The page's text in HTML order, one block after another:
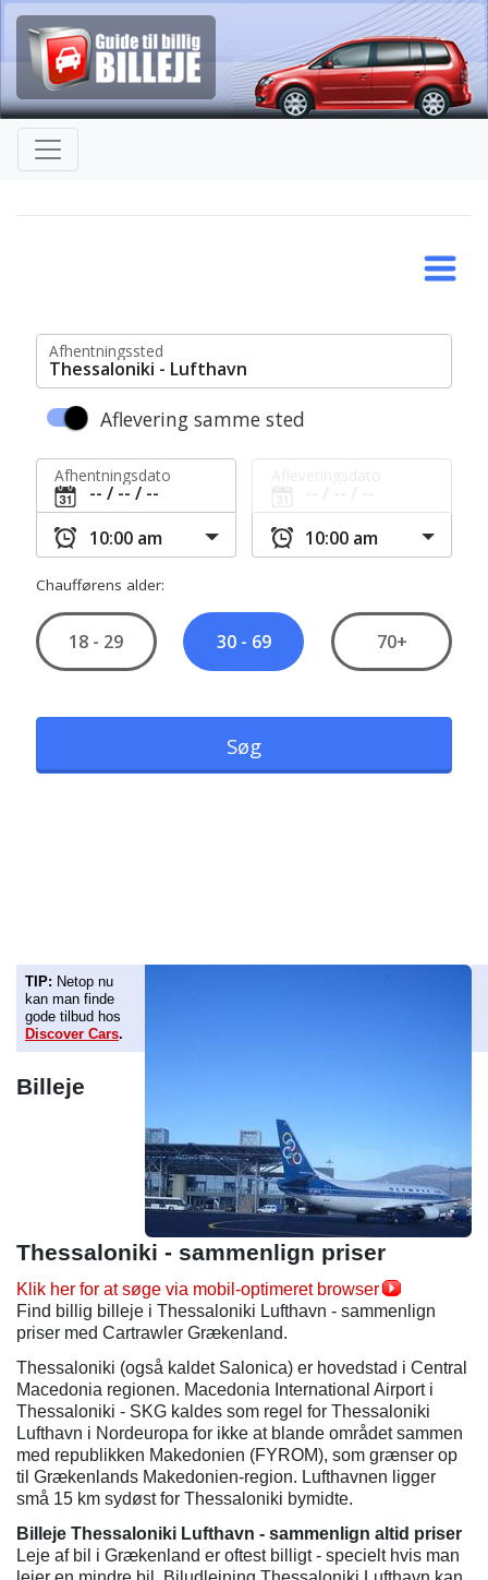
TIP: Netop nu
kan man finde
gode tilbud hos
Discover Cars.
Billeje
Thessaloniki - sammenlign priser
Klik her for at søge via mobil-optimeret browser
Find billig billeje i Thessaloniki Lufthavn - sammenlign
priser med Cartrawler Grækenland.
Thessaloniki (også kaldet Salonica) er hovedstad i Central
Macedonia regionen. Macedonia International Airport i
Thessaloniki - SKG kaldes som regel for Thessaloniki
Lufthavn i Nordeuropa for ikke at blande området sammen
med republikken Makedonien (FYROM), som grænser op
til Grækenlands Makedonien-region. Lufthavnen ligger
små 15 km sydøst for Thessaloniki bymidte.
Billeje Thessaloniki Lufthavn - sammenlign altid priser
Leje af bil i Grækenland er oftest billigt - specielt hvis man